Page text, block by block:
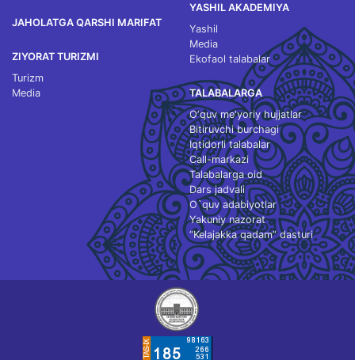
JAHOLATGA QARSHI MARIFAT
ZIYORAT TURIZMI
Turizm
Media
YASHIL AKADEMIYA
Yashil
Media
Ekofaol talabalar
TALABALARGA
O‘quv me'yoriy hujjatlar
Bitiruvchi burchagi
Iqtidorli talabalar
Call-markazi
Talabalarga oid
Dars jadvali
O`quv adabiyotlar
Yakuniy nazorat
“Kelajakka qadam” dasturi